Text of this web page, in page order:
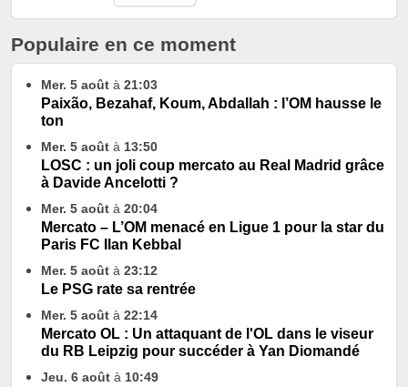
Populaire en ce moment
Mer. 5 août à 21:03
Paixão, Bezahaf, Koum, Abdallah : l’OM hausse le
ton
Mer. 5 août à 13:50
LOSC : un joli coup mercato au Real Madrid grâce
à Davide Ancelotti ?
Mer. 5 août à 20:04
Mercato – L’OM menacé en Ligue 1 pour la star du
Paris FC Ilan Kebbal
Mer. 5 août à 23:12
Le PSG rate sa rentrée
Mer. 5 août à 22:14
Mercato OL : Un attaquant de l'OL dans le viseur
du RB Leipzig pour succéder à Yan Diomandé
Jeu. 6 août à 10:49